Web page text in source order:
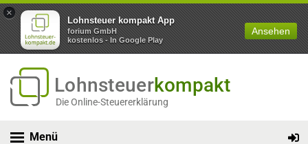
×
Lohnsteuer kompakt App
forium GmbH
kostenlos - In Google Play
Ansehen
Lohnsteuerkompakt
Die Online-Steuererklärung
Menü